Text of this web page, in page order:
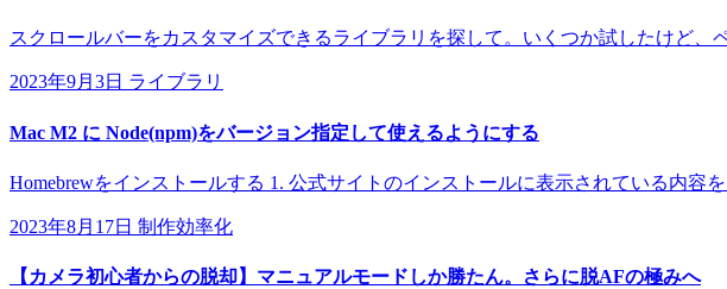
スクロールバーをカスタマイズできるライブラリを探して。いくつか試したけど
2023年9月3日 ライブラリ
Mac M2 に Node(npm)をバージョン指定して使えるようにする
Homebrewをインストールする 1. 公式サイトのインストールに表示されている内容を
2023年8月17日 制作効率化
【カメラ初心者からの脱却】マニュアルモードしか勝たん。さらに脱AFの極みへ